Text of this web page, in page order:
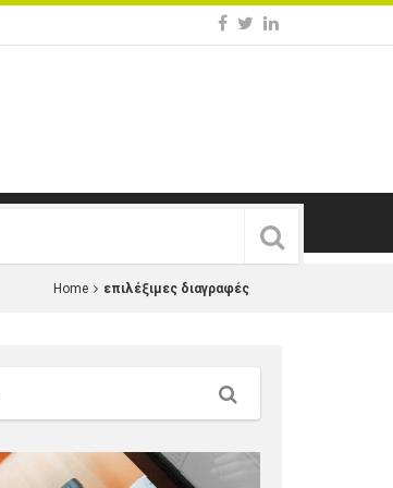
Home επιλέξιμες διαγραφές
Search